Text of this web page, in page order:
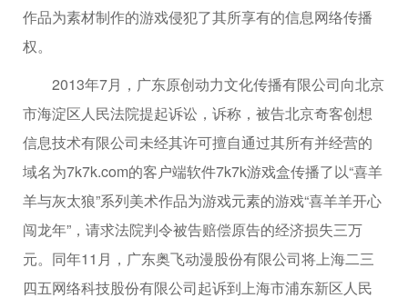
作品为素材制作的游戏侵犯了其所享有的信息网络传播
权。
2013年7月，广东原创动力文化传播有限公司向北京
市海淀区人民法院提起诉讼，诉称，被告北京奇客创想
信息技术有限公司未经其许可擅自通过其所有并经营的
域名为7k7k.com的客户端软件7k7k游戏盒传播了以“喜羊
羊与灰太狼”系列美术作品为游戏元素的游戏“喜羊羊开心
闯龙年”，请求法院判令被告赔偿原告的经济损失三万
元。同年11月，广东奥飞动漫股份有限公司将上海二三
四五网络科技股份有限公司起诉到上海市浦东新区人民